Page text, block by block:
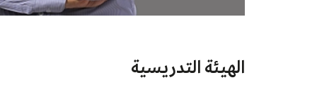
الهيئة التدريسية